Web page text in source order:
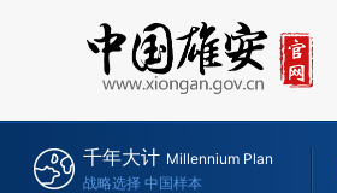
千年大计 Millennium Plan
战略选择 中国样本